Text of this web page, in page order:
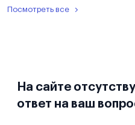
Посмотреть все
На сайте
ответ на ваш